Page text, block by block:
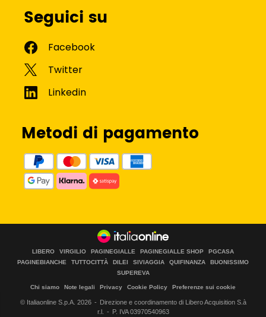
Seguici su
Metodi di pagamento
LIBERO VIRGILIO PAGINEGIALLE PAGINEGIALLE SHOP
PGCASA
PAGINEBIANCHE
TUTTOCITTÀ DILEI SIVIAGGIA QUIFINANZA
BUONISSIMO
SUPEREVA
Chi siamo Note legali Privacy Cookie Policy Preferenze sui cookie
© Italiaonline S.p.A. 2026
Direzione e coordinamento di Libero Acquisition S.à
r.l.
P. IVA 03970540963